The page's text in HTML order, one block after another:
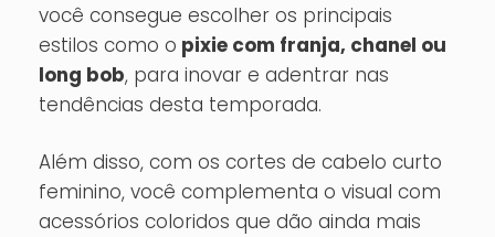
você consegue escolher os principais
estilos como o pixie com franja, chanel ou
long bob, para inovar e adentrar nas
tendências desta temporada.
Além disso, com os cortes de cabelo curto
feminino, você complementa o visual com
acessórios coloridos que dão ainda mais